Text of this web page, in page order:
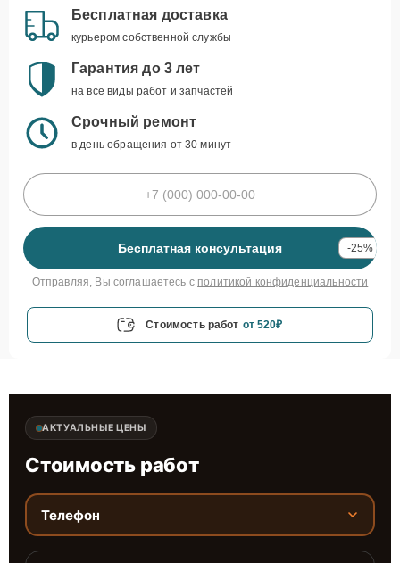
Бесплатная доставка
курьером собственной службы
Гарантия до 3 лет
на все виды работ и запчастей
Срочный ремонт
в день обращения от 30 минут
Бесплатная консультация -25%
Отправляя, Вы соглашаетесь с политикой конфиденциальности
Стоимость работ от 520₽
АКТУАЛЬНЫЕ ЦЕНЫ
Стоимость работ
Телефон